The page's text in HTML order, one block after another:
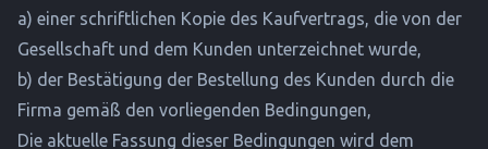
a) einer schriftlichen Kopie des Kaufvertrags, die von der
Gesellschaft und dem Kunden unterzeichnet wurde,
b) der Bestätigung der Bestellung des Kunden durch die
Firma gemäß den vorliegenden Bedingungen,
Die aktuelle Fassung dieser Bedingungen wird dem